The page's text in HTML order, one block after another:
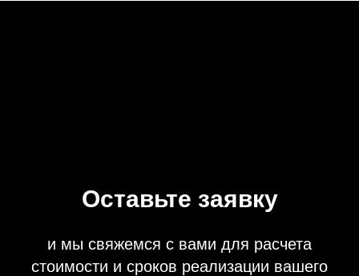
Оставьте заявку
и мы свяжемся с вами для расчета
стоимости и сроков реализации вашего